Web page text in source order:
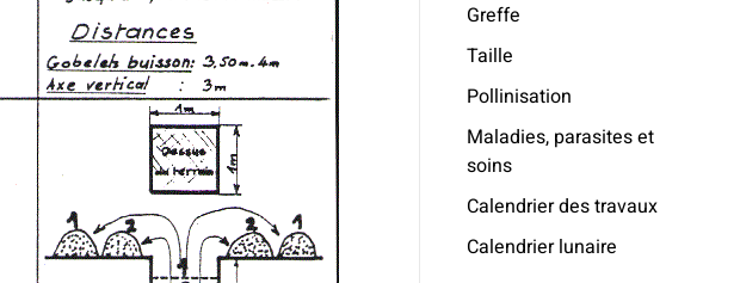
Greffe
Taille
Pollinisation
Maladies, parasites et
soins
Calendrier des travaux
Calendrier lunaire